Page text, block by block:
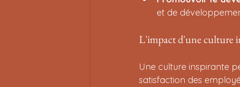
et de
L'impact d'une culture
Une culture inspirante
satisfaction des